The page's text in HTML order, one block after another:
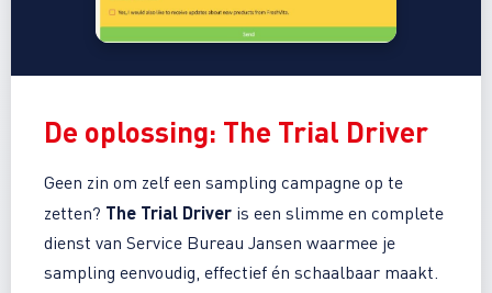
De oplossing: The Trial Driver
Geen zin om zelf een sampling campagne op te
zetten? The Trial Driver is een slimme en complete
dienst van Service Bureau Jansen waarmee je
sampling eenvoudig, effectief én schaalbaar maakt.